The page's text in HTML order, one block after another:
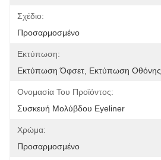
Σχέδιο:
Προσαρμοσμένο
Εκτύπωση:
Εκτύπωση Όφσετ, Εκτύπωση Οθόνης
Ονομασία Του Προϊόντος:
Συσκευή Μολύβδου Eyeliner
Χρώμα:
Προσαρμοσμένο